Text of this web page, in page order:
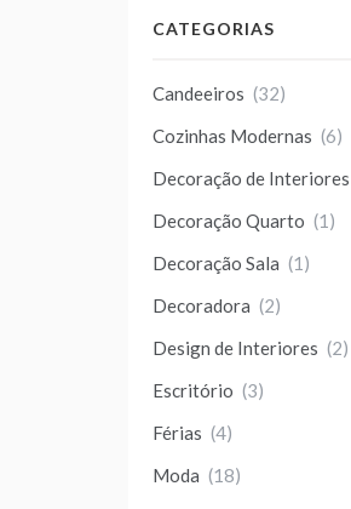
CATEGORIAS
Candeeiros (32)
Cozinhas Modernas (6)
Decoração de Interiores
Decoração Quarto (1)
Decoração Sala (1)
Decoradora (2)
Design de Interiores (2)
Escritório (3)
Férias (4)
Moda (18)